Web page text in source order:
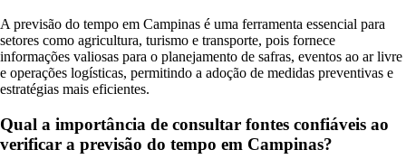
A previsão do tempo em Campinas é uma ferramenta essencial para
setores como agricultura, turismo e transporte, pois fornece
informações valiosas para o planejamento de safras, eventos ao ar livre
e operações logísticas, permitindo a adoção de medidas preventivas e
estratégias mais eficientes.
Qual a importância de consultar fontes confiáveis ao
verificar a previsão do tempo em Campinas?